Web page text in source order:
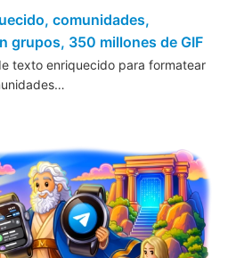
comunidades,
grupos, 350 millones de GIF
texto enriquecido para formatear